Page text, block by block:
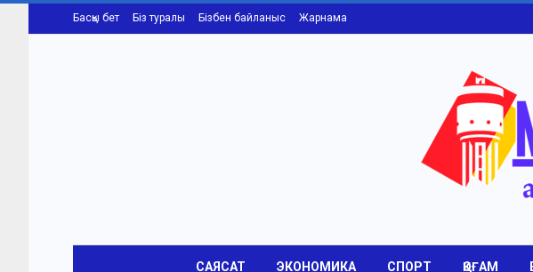
Басқы бет Біз туралы Бізбен байланыс Жарнама
САЯСАТ ЭКОНОМИКА СПОРТ ҚОҒАМ